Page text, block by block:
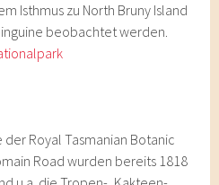
Isthmus zu North Bruny Island
beobachtet werden.
der Royal Tasmanian Botanic
Road wurden bereits 1818